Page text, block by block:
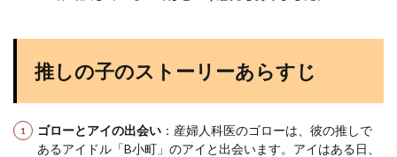
推しの子のストーリーあらすじ
ゴローとアイの出会い ：産婦人科医のゴローは、彼の推しで
あるアイドル「B小町」のアイと出会います。アイはある日、